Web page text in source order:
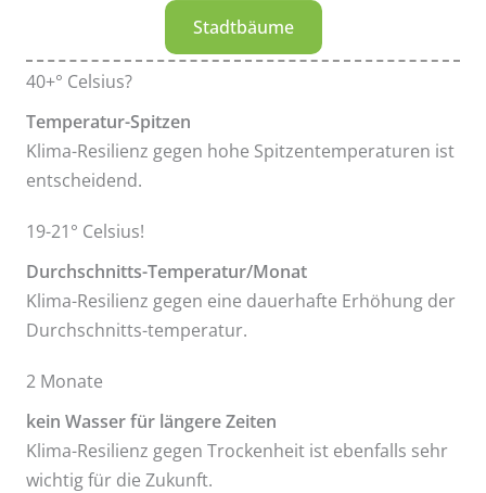
Stadtbäume
40+° Celsius?
Temperatur-Spitzen
Klima-Resilienz gegen hohe Spitzentemperaturen ist
entscheidend.
19-21° Celsius!
Durchschnitts-Temperatur/Monat
Klima-Resilienz gegen eine dauerhafte Erhöhung der
Durchschnitts-temperatur.
2 Monate
kein Wasser für längere Zeiten
Klima-Resilienz gegen Trockenheit ist ebenfalls sehr
wichtig für die Zukunft.